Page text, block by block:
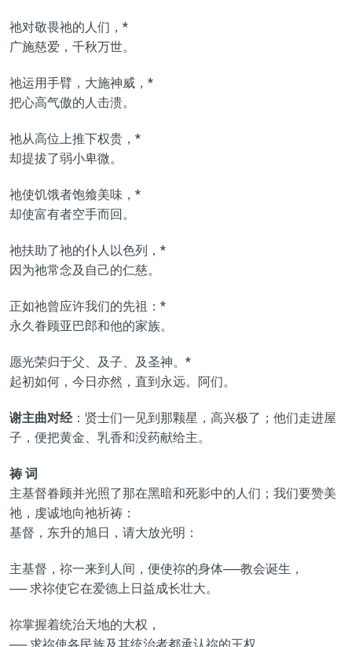
祂对敬畏祂的人们，*
广施慈爱，千秋万世。
祂运用手臂，大施神威，*
把心高气傲的人击溃。
祂从高位上推下权贵，*
却提拔了弱小卑微。
祂使饥饿者饱飨美味，*
却使富有者空手而回。
祂扶助了祂的仆人以色列，*
因为祂常念及自己的仁慈。
正如祂曾应许我们的先祖：*
永久眷顾亚巴郎和他的家族。
愿光荣归于父、及子、及圣神。*
起初如何，今日亦然，直到永远。阿们。
谢主曲对经：贤士们一见到那颗星，高兴极了；他们走进屋
子，便把黄金、乳香和没药献给主。
祷 词
主基督眷顾并光照了那在黑暗和死影中的人们；我们要赞美
祂，虔诚地向祂祈祷：
基督，东升的旭日，请大放光明：
主基督，祢一来到人间，便使祢的身体──教会诞生，
── 求祢使它在爱德上日益成长壮大。
祢掌握着统治天地的大权，
── 求祢使各民族及其统治者都承认祢的王权。